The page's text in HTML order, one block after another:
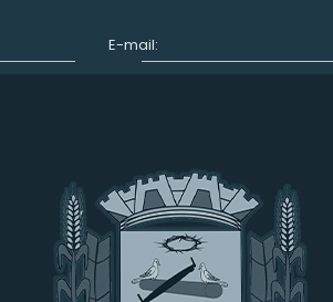
E-mail: